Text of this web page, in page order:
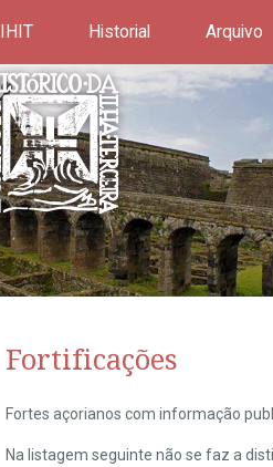
IHIT Historial Arquivo
Fortificações
Fortes açorianos com informação
Na listagem seguinte não se faz a